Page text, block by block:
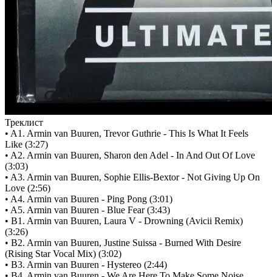
Треклист
• A1. Armin van Buuren, Trevor Guthrie - This Is What It Feels
Like (3:27)
• A2. Armin van Buuren, Sharon den Adel - In And Out Of Love
(3:03)
• A3. Armin van Buuren, Sophie Ellis-Bextor - Not Giving Up On
Love (2:56)
• A4. Armin van Buuren - Ping Pong (3:01)
• A5. Armin van Buuren - Blue Fear (3:43)
• B1. Armin van Buuren, Laura V - Drowning (Avicii Remix)
(3:26)
• B2. Armin van Buuren, Justine Suissa - Burned With Desire
(Rising Star Vocal Mix) (3:02)
• B3. Armin van Buuren - Hystereo (2:44)